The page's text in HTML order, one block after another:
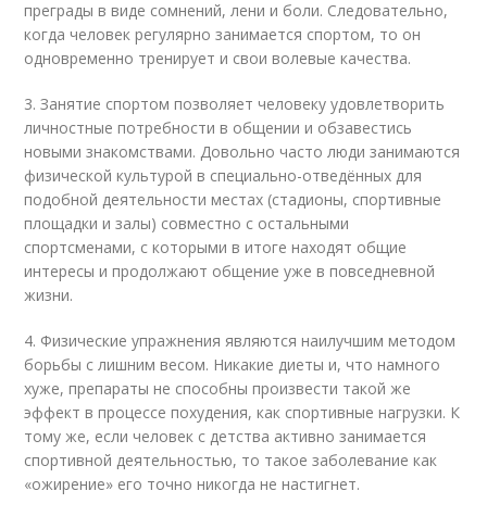
преграды в виде сомнений, лени и боли. Следовательно,
когда человек регулярно занимается спортом, то он
одновременно тренирует и свои волевые качества.
3. Занятие спортом позволяет человеку удовлетворить
личностные потребности в общении и обзавестись
новыми знакомствами. Довольно часто люди занимаются
физической культурой в специально-отведённых для
подобной деятельности местах (стадионы, спортивные
площадки и залы) совместно с остальными
спортсменами, с которыми в итоге находят общие
интересы и продолжают общение уже в повседневной
жизни.
4. Физические упражнения являются наилучшим методом
борьбы с лишним весом. Никакие диеты и, что намного
хуже, препараты не способны произвести такой же
эффект в процессе похудения, как спортивные нагрузки. К
тому же, если человек с детства активно занимается
спортивной деятельностью, то такое заболевание как
«ожирение» его точно никогда не настигнет.